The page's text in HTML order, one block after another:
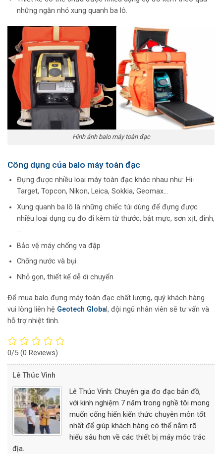
những ngăn nhỏ xung quanh ba lô.
Hình ảnh balo máy toàn đạc
Công dụng của balo máy toàn đạc
Đựng được nhiều loại máy toàn đạc khác nhau như: Hi-
Target, Topcon, Nikon, Leica, Sokkia, Geomax…
Xung quanh ba lô là những chiếc túi dùng để đựng được
nhiều loại dụng cụ đo đi kèm từ thước, bật mực, sơn xịt, đinh,
…
Bảo vệ máy chống va đập
Chống nước và bụi
Nhỏ gọn, thiết kế dễ di chuyển
Để mua balo đựng máy toàn đạc chất lượng, quý khách hàng
vui lòng liên hệ Geotech Global, đội ngũ nhân viên sẽ tư vấn và
hỗ trợ nhiệt tình.
0/5 (0 Reviews)
Lê Thúc Vinh
Lê Thúc Vinh: Chuyên gia đo đạc bản đồ,
với kinh nghiệm 7 năm trong nghề tôi mong
muốn cống hiến kiến thức chuyên môn tốt
nhất để giúp khách hàng có thể nắm rõ
hiểu sâu hơn về các thiết bị máy móc trắc
địa.